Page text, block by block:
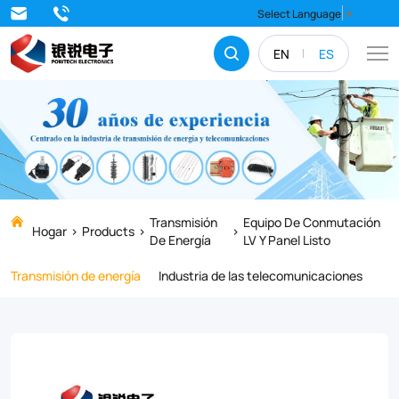
EN ES
Select Language ▼
Ready
board
is
widely
used
in
rural
area
connection
Hogar Products
Transmisión
De Energía
Equipo De Conmutación
LV Y Panel Listo
Transmisión de energía
Industria de las telecomunicaciones